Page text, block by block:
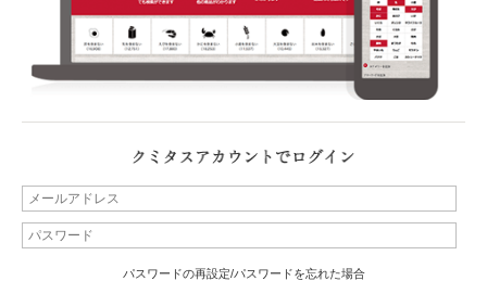
パスワードの再設定/パスワードを忘れた場合